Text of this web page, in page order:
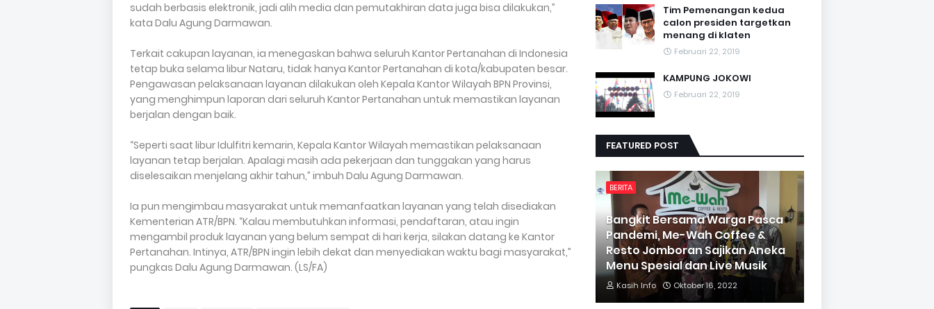
sudah berbasis elektronik, jadi alih media dan pemutakhiran data juga bisa dilakukan,”
kata Dalu Agung Darmawan.
Terkait cakupan layanan, ia menegaskan bahwa seluruh Kantor Pertanahan di Indonesia
tetap buka selama libur Nataru, tidak hanya Kantor Pertanahan di kota/kabupaten besar.
Pengawasan pelaksanaan layanan dilakukan oleh Kepala Kantor Wilayah BPN Provinsi,
yang menghimpun laporan dari seluruh Kantor Pertanahan untuk memastikan layanan
berjalan dengan baik.
“Seperti saat libur Idulfitri kemarin, Kepala Kantor Wilayah memastikan pelaksanaan
layanan tetap berjalan. Apalagi masih ada pekerjaan dan tunggakan yang harus
diselesaikan menjelang akhir tahun,” imbuh Dalu Agung Darmawan.
Ia pun mengimbau masyarakat untuk memanfaatkan layanan yang telah disediakan
Kementerian ATR/BPN. “Kalau membutuhkan informasi, pendaftaran, atau ingin
mengambil produk layanan yang belum sempat di hari kerja, silakan datang ke Kantor
Pertanahan. Intinya, ATR/BPN ingin lebih dekat dan menyediakan waktu bagi masyarakat,”
pungkas Dalu Agung Darmawan. (LS/FA)
Tim Pemenangan kedua
calon presiden targetkan
menang di klaten
Februari 22, 2019
KAMPUNG JOKOWI
Februari 22, 2019
FEATURED POST
BERITA
Bangkit Bersama Warga Pasca
Pandemi, Me-Wah Coffee &
Resto Jomboran Sajikan Aneka
Menu Spesial dan Live Musik
Kasih Info Oktober 16, 2022